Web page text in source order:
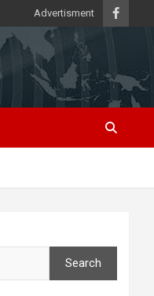
Advertisment
Search